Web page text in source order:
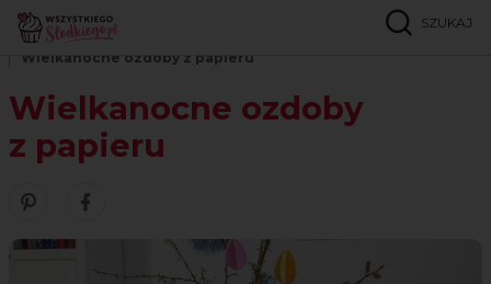
SZUKAJ
Strona główna
Wielkanocne ozdoby z papieru
Wielkanocne ozdoby
z papieru
Zobacz nasze piny w serwisie Pinterest
Śledź nas na Facebooku